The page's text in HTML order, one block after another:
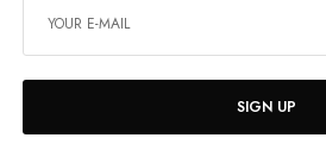
SIGN UP